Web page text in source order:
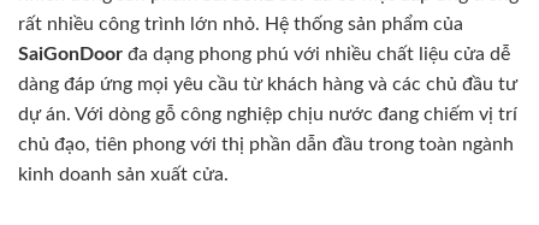
rất nhiều công trình lớn nhỏ. Hệ thống sản phẩm của
SaiGonDoor đa dạng phong phú với nhiều chất liệu cửa dễ
dàng đáp ứng mọi yêu cầu từ khách hàng và các chủ đầu tư
dự án. Với dòng gỗ công nghiệp chịu nước đang chiếm vị trí
chủ đạo, tiên phong với thị phần dẫn đầu trong toàn ngành
kinh doanh sản xuất cửa.